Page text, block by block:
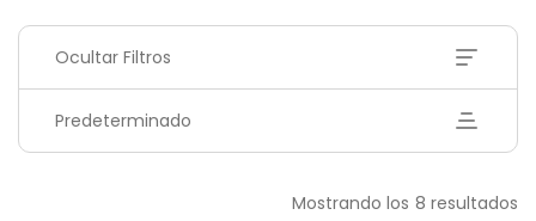
Ocultar Filtros
Predeterminado
Mostrando los 8 resultados